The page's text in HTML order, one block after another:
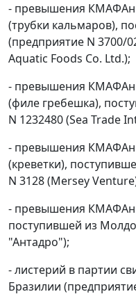
- превышения
(трубки кальмаров),
(предприятие N 3700/
Aquatic Foods Co. Ltd.);
- превышения
(филе гребешка),
N 1232480 (Sea Trade
- превышения
(креветки),
N 3128 (Mersey
- превышения
поступившей из
"Антадро");
- листерий в партии
Бразилии